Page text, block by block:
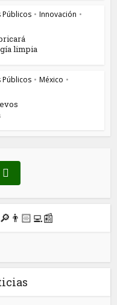
Públicos • Innovación •
limpia
Públicos • México •